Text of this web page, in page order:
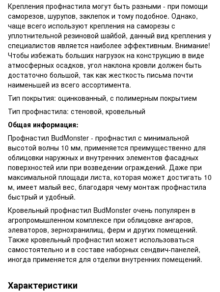
Крепления профнастила могут быть разными - при помощи
саморезов, шурупов, заклепок и тому подобное. Однако,
чаще всего используют крепления на саморезы с
уплотнительной резиновой шайбой, данный вид крепления у
специалистов является наиболее эффективным. Внимание!
Чтобы избежать больших нагрузок на конструкцию в виде
атмосферных осадков, угол наклона кровли должен быть
достаточно большой, так как жесткость письма почти
наименьшей из всего ассортимента.
Тип покрытия: оцинкованный, с полимерным покрытием
Тип профнастила: стеновой, кровельный
Общая информация:
Профнастил BudMonster - профнастил с минимальной
высотой волны 10 мм, применяется преимущественно для
облицовки наружных и внутренних элементов фасадных
поверхностей или при возведении ограждений. Даже при
максимальной площади листа, которая может достигать 10
м, имеет малый вес, благодаря чему монтаж профнастила
быстрый и удобный.
Кровельный профнастил BudMonster очень популярен в
агропромышленном комплексе при облицовке ангаров,
элеваторов, зернохранилищ, ферм и других помещений.
Также кровельный профнастил может использоваться
самостоятельно и в составе наборных сендвич-панелей,
иногда применяется для отделки внутренних помещений.
Характеристики